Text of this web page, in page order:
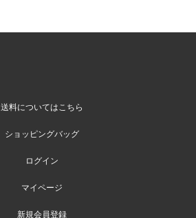
送料についてはこちら
ショッピングバッグ
ログイン
マイページ
新規会員登録